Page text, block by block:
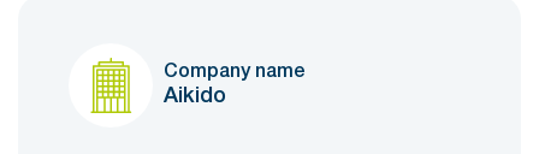
Company name
Aikido